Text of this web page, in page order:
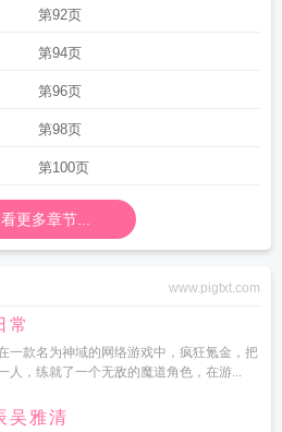
第92页
第94页
第96页
第98页
第100页
更多章节...
www.pigtxt.com
常
一款名为神域的网络游戏中，疯狂氪金，把
人，练就了一个无敌的魔道角色，在游...
吴雅清